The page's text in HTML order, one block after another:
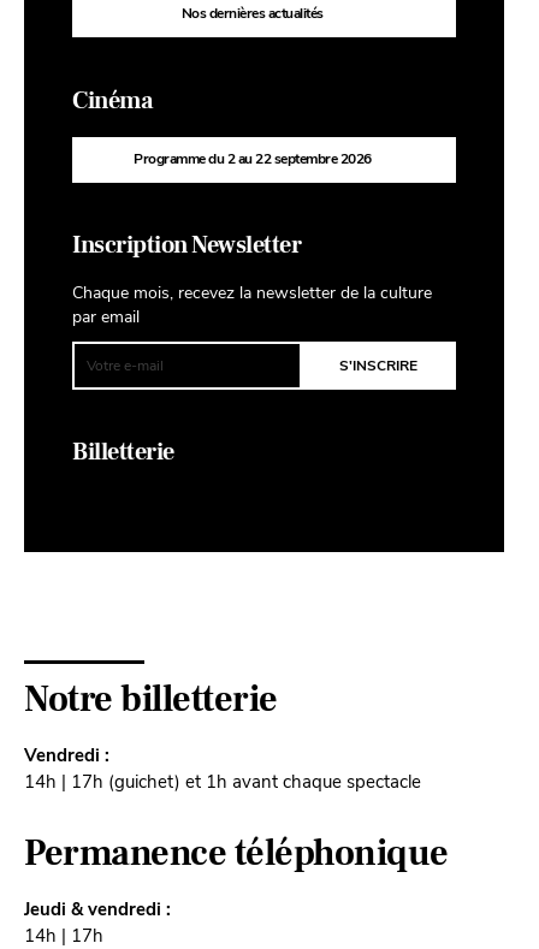
Nos dernières actualités
Cinéma
Programme du 2 au 22 septembre 2026
Inscription Newsletter
Chaque mois, recevez la newsletter de la culture
par email
Billetterie
Notre billetterie
Vendredi :
14h | 17h (guichet) et 1h avant chaque spectacle
Permanence téléphonique
Jeudi & vendredi :
14h | 17h